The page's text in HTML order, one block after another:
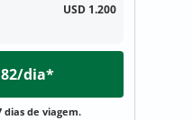
USD 1.200
82/dia*
de viagem.